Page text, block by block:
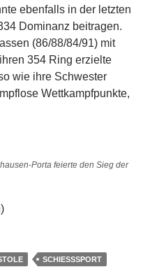
ebenfalls in der letzten
Dominanz beitragen.
(86/88/84/91) mit
354 Ring erzielte
wie ihre Schwester
Wettkampfpunkte,
Porta feierte den Sieg der
SCHIESSSPORT